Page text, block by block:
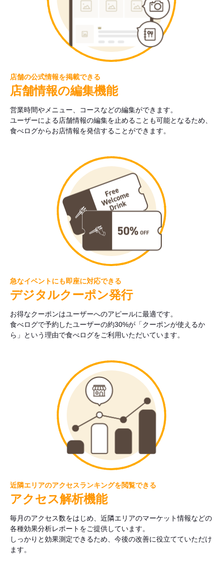
店舗の公式情報を掲載できる
店舗情報の編集機能
営業時間やメニュー、コースなどの編集ができます。
ユーザーによる店舗情報の編集を止めることも可能となるため、
食べログからお店情報を発信することができます。
急なイベントにも即座に対応できる
デジタルクーポン発行
お得なクーポンはユーザーへのアピールに最適です。
食べログで予約したユーザーの約30%が「クーポンが使えるか
ら」という理由で食べログをご利用いただいています。
近隣エリアのアクセスランキングを閲覧できる
アクセス解析機能
毎月のアクセス数をはじめ、近隣エリアのマーケット情報などの
各種効果分析レポートをご提供しています。
しっかりと効果測定できるため、今後の改善に役立てていただけ
ます。